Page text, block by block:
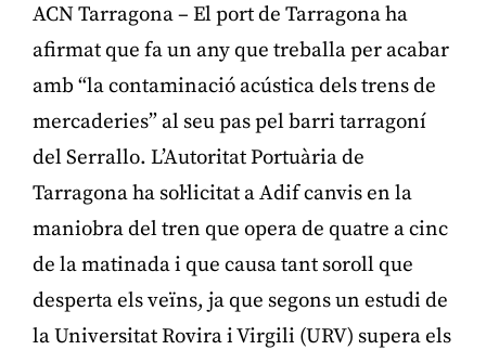
ACN Tarragona – El port de Tarragona ha
afirmat que fa un any que treballa per acabar
amb “la contaminació acústica dels trens de
mercaderies” al seu pas pel barri tarragoní
del Serrallo. L’Autoritat Portuària de
Tarragona ha sol·licitat a Adif canvis en la
maniobra del tren que opera de quatre a cinc
de la matinada i que causa tant soroll que
desperta els veïns, ja que segons un estudi de
la Universitat Rovira i Virgili (URV) supera els